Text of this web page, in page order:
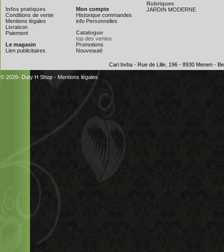
Infos pratiques
Conditions de vente
Mentions légales
Livraison
Paiement
Le magasin
Lien publicitaires
Mon compte
Historique commandes
info Personnelles
Catalogue
top des ventes
Promotions
Nouveauté
Rubriques
JARDIN MODERNE
Cari bvba - Rue de Lille, 196 - 8930 Menen -
© 2026- Duty H Shop - Mentions légales